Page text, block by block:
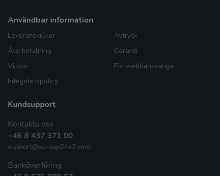
användbar information
Leveransvillkor
Återbetalning
Villkor
Integritetspolicy
Avtryck
Garanti
För webbansvariga